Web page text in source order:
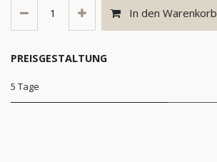
In den Warenkorb
PREISGESTALTUNG
5 Tage